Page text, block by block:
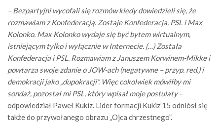
– Bezpartyjni wycofali się rozmów kiedy dowiedzieli się, że
rozmawiam z Konfederacją. Zostaje Konfederacja, PSL i Max
Kolonko. Max Kolonko wydaje się być bytem wirtualnym,
istniejącym tylko i wyłącznie w Internecie. (…) Została
Konfederacja i PSL. Rozmawiam z Januszem Korwinem-Mikke i
powtarza swoje zdanie o JOW-ach (negatywne – przyp. red.) i
demokracji jako „dupokracji”. Więc cokolwiek mówiłby mi
sondaż, pozostał mi PSL, który wpisał moje postulaty–
odpowiedział Paweł Kukiz. Lider formacji Kukiz’15 odniósł się
także do przywołanego obrazu „Ojca chrzestnego”.